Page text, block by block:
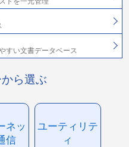
すい文書データベース
ら選ぶ
ネッ
信
ユーティリテ
ィ